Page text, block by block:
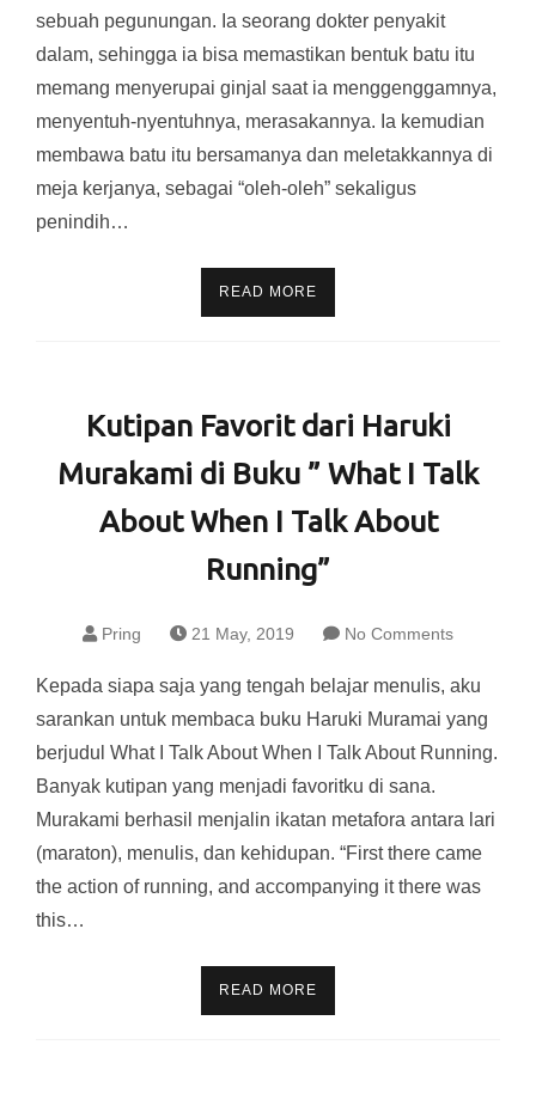
sebuah pegunungan. Ia seorang dokter penyakit
dalam, sehingga ia bisa memastikan bentuk batu itu
memang menyerupai ginjal saat ia menggenggamnya,
menyentuh-nyentuhnya, merasakannya. Ia kemudian
membawa batu itu bersamanya dan meletakkannya di
meja kerjanya, sebagai “oleh-oleh” sekaligus
penindih…
READ MORE
Kutipan Favorit dari Haruki
Murakami di Buku ” What I Talk
About When I Talk About
Running”
Pring 21 May, 2019 No Comments
Kepada siapa saja yang tengah belajar menulis, aku
sarankan untuk membaca buku Haruki Muramai yang
berjudul What I Talk About When I Talk About Running.
Banyak kutipan yang menjadi favoritku di sana.
Murakami berhasil menjalin ikatan metafora antara lari
(maraton), menulis, dan kehidupan. “First there came
the action of running, and accompanying it there was
this…
READ MORE